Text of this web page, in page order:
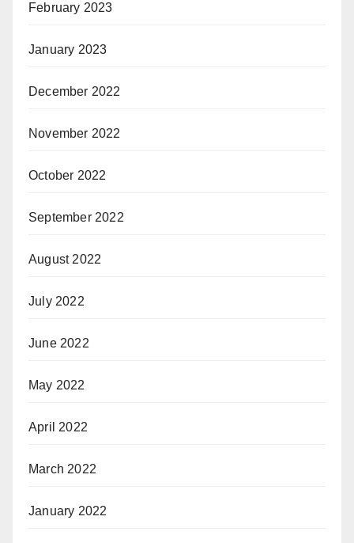
February 2023
January 2023
December 2022
November 2022
October 2022
September 2022
August 2022
July 2022
June 2022
May 2022
April 2022
March 2022
January 2022